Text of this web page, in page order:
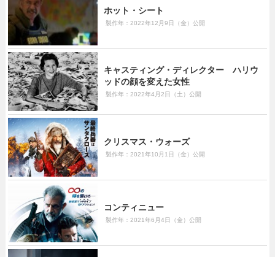
ホット・シート
製作年：2022年12月9日（金）公開
キャスティング・ディレクター ハリウ
ッドの顔を変えた女性
製作年：2022年4月2日（土）公開
クリスマス・ウォーズ
製作年：2021年10月1日（金）公開
コンティニュー
製作年：2021年6月4日（金）公開